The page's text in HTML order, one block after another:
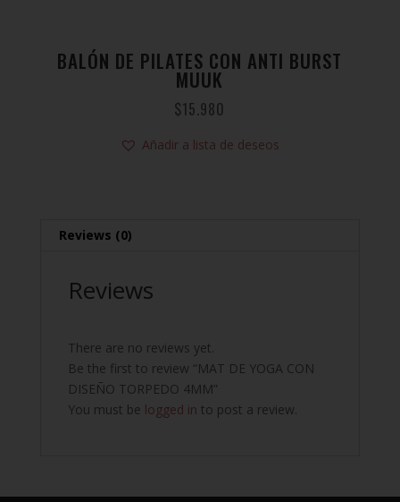
BALÓN DE PILATES CON ANTI BURST
MUUK
$15.980
Añadir a lista de deseos
Reviews (0)
Reviews
There are no reviews yet.
Be the first to review “MAT DE YOGA CON
DISEÑO TORPEDO 4MM”
You must be logged in to post a review.